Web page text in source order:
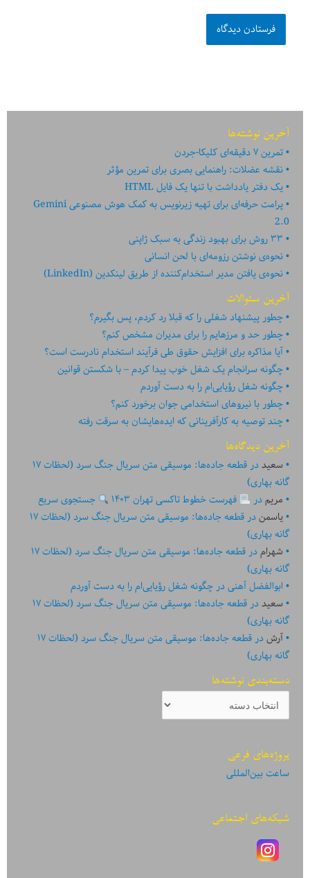
آخرین نوشته‌ها
تمرین ۷ دقیقه‌ای کلیکا-جردن
نقشه عضلات: راهنمایی بصری برای تمرین مؤثر
یک دفتر یادداشت با تنها یک فایل HTML
پرامت حرفه‌ای برای تهیه زیرنویس به کمک هوش مصنوعی Gemini
2.0
۳۳ روش برای بهبود زندگی به سبک ژاپنی
نحوه‌ی نوشتن رزومه‌ای با لحن انسانی
نحوه‌ی یافتن مدیر استخدام‌کننده از طریق لینکدین (LinkedIn)
آخرین سئوالات
چطور پیشنهاد شغلی را که قبلا رد کردم، پس بگیرم؟
چطور حد و مرزهایم را برای مدیران مشخص کنم؟
آیا مذاکره برای افزایش حقوق طی فرآیند استخدام نادرست است؟
چگونه سرانجام یک شغل خوب پیدا کردم – با شکستن قوانین
چگونه شغل رؤیایی‌ام را به دست آوردم
چطور با نیروهای استخدامی جوان برخورد کنم؟
چند توصیه به کارآفرینانی که ایده‏‏‌‏‏‌هایشان به سرقت رفته
آخرین دیدگاه‌ها
سعیددر
قطعه جاده‌ها: موسیقی متن سریال جنگ سرد (لحظات ۱۷
گانه بهاری)
مریمدر فهرست خطوط تاکسی تهران ۱۴۰۳
جستجوی سریع
یاسمندر
قطعه جاده‌ها: موسیقی متن سریال جنگ سرد (لحظات ۱۷
گانه بهاری)
شهرامدر
قطعه جاده‌ها: موسیقی متن سریال جنگ سرد (لحظات ۱۷
گانه بهاری)
ابوالفضل آهنیدرچگونه شغل رؤیایی‌ام را به دست آوردم
سعیددر
قطعه جاده‌ها: موسیقی متن سریال جنگ سرد (لحظات ۱۷
گانه بهاری)
آرشدر
قطعه جاده‌ها: موسیقی متن سریال جنگ سرد (لحظات ۱۷
گانه بهاری)
دسته‌بندی نوشته‌ها
دسته‌بندی
نوشته‌ها
پروژه‌های فرعی
ساعت بین‌المللی
شبکه‌های اجتماعی